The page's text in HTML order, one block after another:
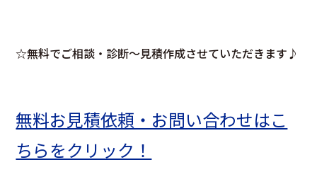
☆無料でご相談・診断～見積作成させていただきます♪
無料お見積依頼・お問い合わせはこ
ちらをクリック！